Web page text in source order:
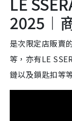
2025︱
是次限定店販賣
等，亦有LE
鏈以及鎖匙扣等